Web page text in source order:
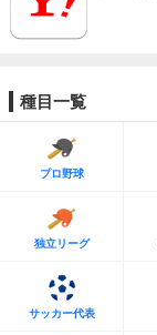
種目一覧
プロ野球
独立リーグ
サッカー代表